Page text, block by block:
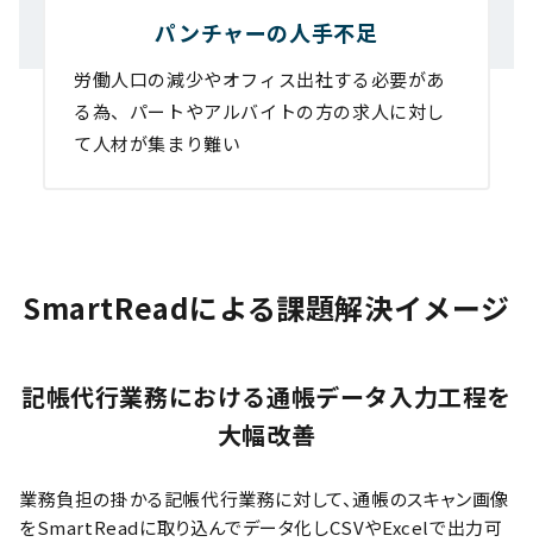
パンチャーの人手不足
労働人口の減少やオフィス出社する必要があ
る為、パートやアルバイトの方の求人に対し
て人材が集まり難い
SmartReadによる課題解決イメージ
記帳代行業務における通帳データ入力工程を
大幅改善
業務負担の掛かる記帳代行業務に対して、通帳のスキャン画像
をSmartReadに取り込んでデータ化しCSVやExcelで出力可